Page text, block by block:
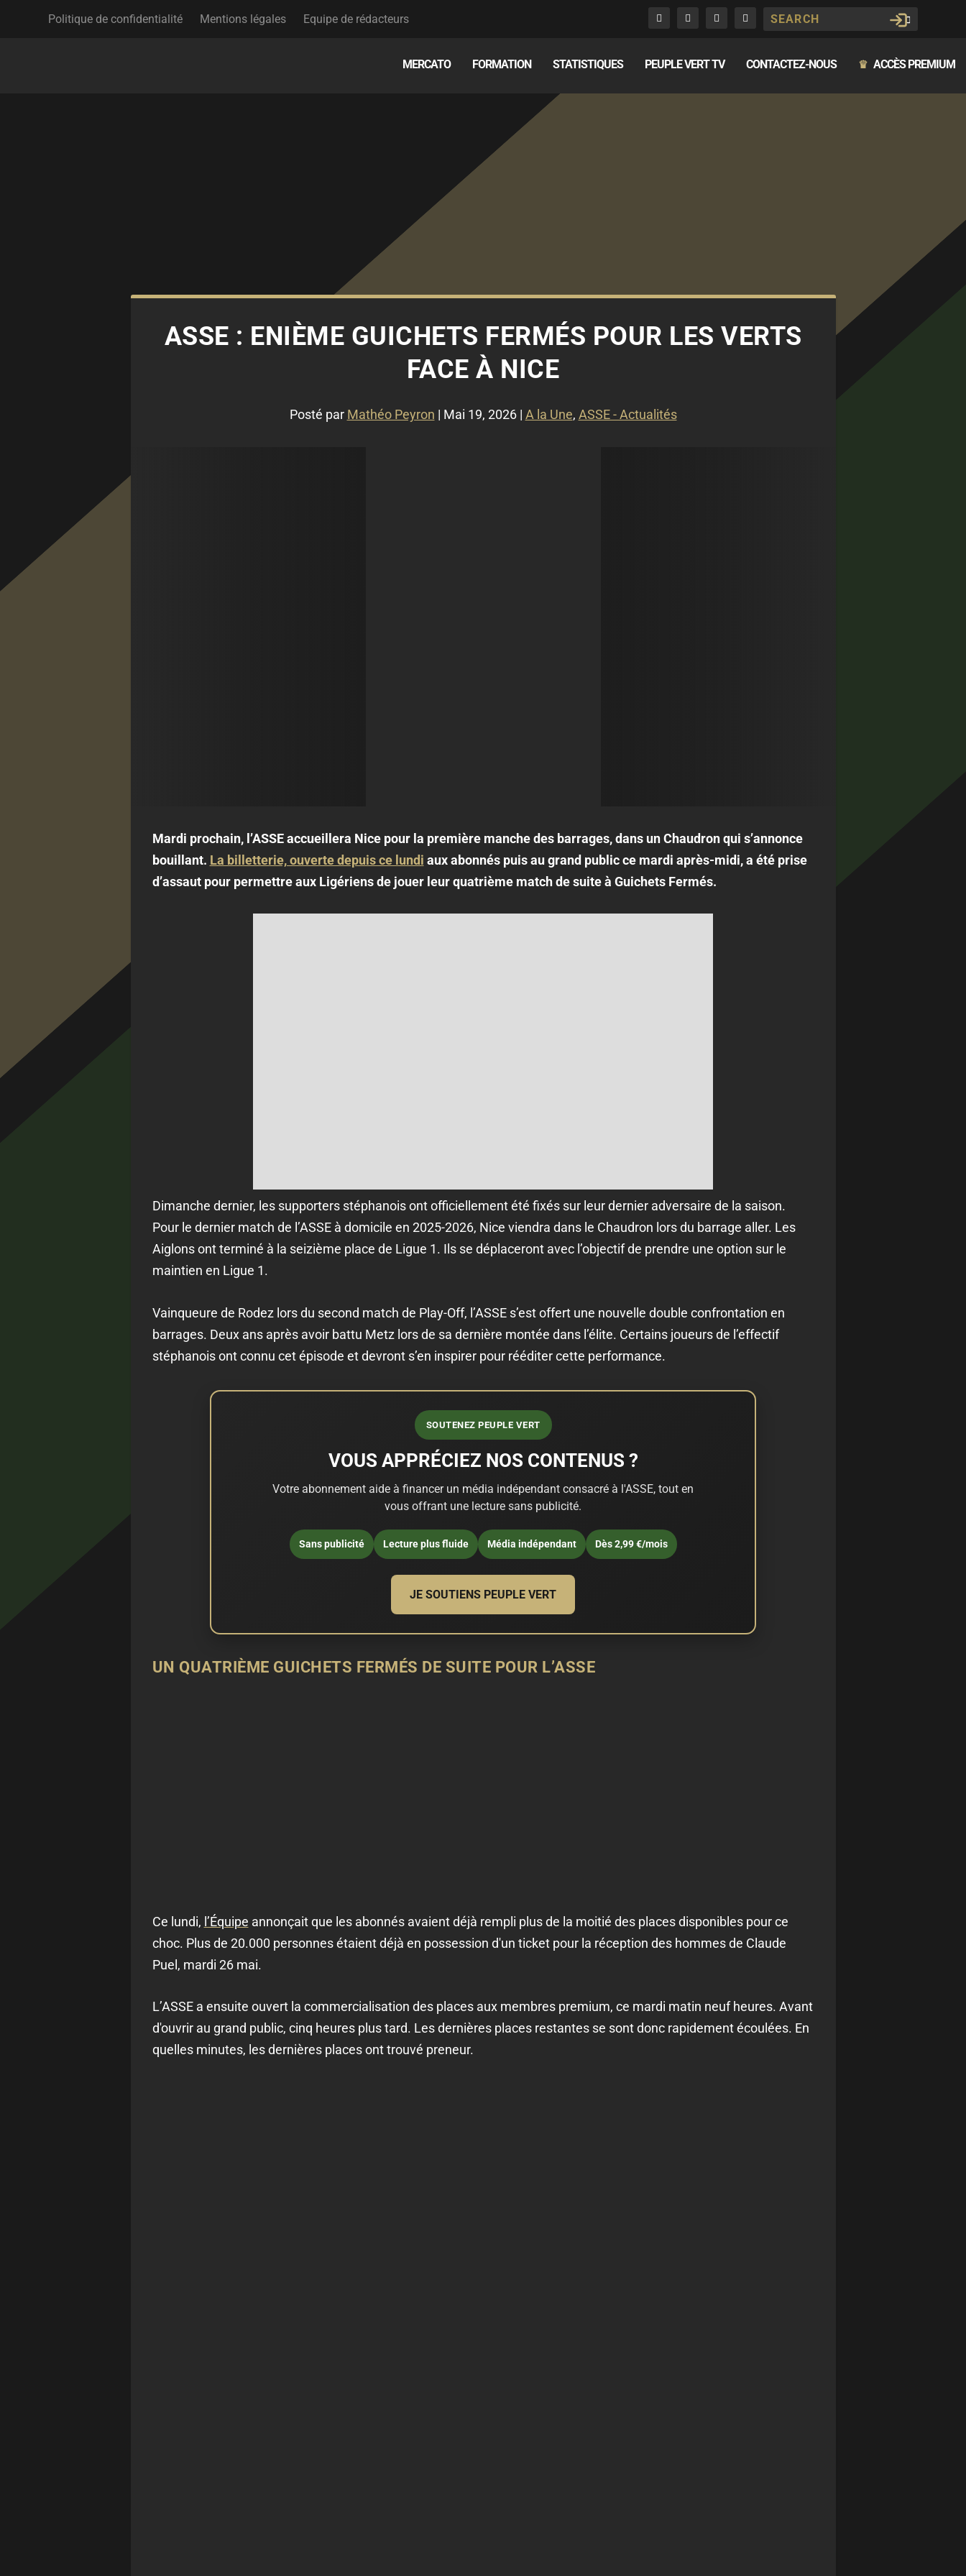
Politique de confidentialité Mentions légales Equipe de rédacteurs
MERCATO FORMATION STATISTIQUES PEUPLE VERT TV CONTACTEZ-NOUS ♛ ACCÈS PREMIUM
ASSE : ENIÈME GUICHETS FERMÉS POUR LES VERTS
FACE À NICE
Posté par Mathéo Peyron | Mai 19, 2026| A la Une, ASSE - Actualités
Mardi prochain, l’ASSE accueillera Nice pour la première manche des barrages, dans un Chaudron qui s’annonce
bouillant. La billetterie, ouverte depuis ce lundi aux abonnés puis au grand public ce mardi après-midi, a été prise
d’assaut pour permettre aux Ligériens de jouer leur quatrième match de suite à Guichets Fermés.
Dimanche dernier, les supporters stéphanois ont officiellement été fixés sur leur dernier adversaire de la saison.
Pour le dernier match de l’ASSE à domicile en 2025-2026, Nice viendra dans le Chaudron lors du barrage aller. Les
Aiglons ont terminé à la seizième place de Ligue 1. Ils se déplaceront avec l’objectif de prendre une option sur le
maintien en Ligue 1.
Vainqueure de Rodez lors du second match de Play-Off, l’ASSE s’est offert une nouvelle double confrontation en
barrages. Deux ans après avoir battu Metz lors de sa dernière montée dans l’élite. Certains joueurs de l’effectif
stéphanois ont connu cet épisode et devront s’en inspirer pour rééditer cette performance.
SOUTENEZ PEUPLE VERT
VOUS APPRÉCIEZ NOS CONTENUS ?
Votre abonnement aide à financer un média indépendant consacré à l'ASSE, tout en
vous offrant une lecture sans publicité.
Sans publicité Lecture plus fluide Média indépendant Dès 2,99 €/mois
JE SOUTIENS PEUPLE VERT
UN QUATRIÈME GUICHETS FERMÉS DE SUITE POUR L’ASSE
Ce lundi, l’Équipe annonçait que les abonnés avaient déjà rempli plus de la moitié des places disponibles pour ce
choc. Plus de 20.000 personnes étaient déjà en possession d'un ticket pour la réception des hommes de Claude
Puel, mardi 26 mai.
L’ASSE a ensuite ouvert la commercialisation des places aux membres premium, ce mardi matin neuf heures. Avant
d'ouvrir au grand public, cinq heures plus tard. Les dernières places restantes se sont donc rapidement écoulées. En
quelles minutes, les dernières places ont trouvé preneur.